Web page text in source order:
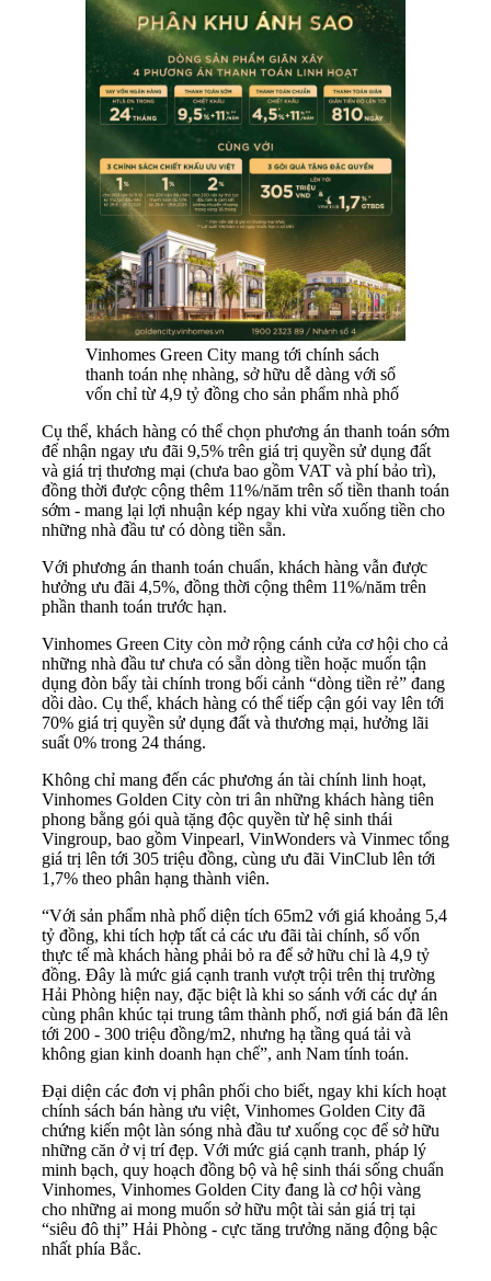
Vinhomes Green City mang tới chính sách
thanh toán nhẹ nhàng, sở hữu dễ dàng với số
vốn chỉ từ 4,9 tỷ đồng cho sản phẩm nhà phố
Cụ thể, khách hàng có thể chọn phương án thanh toán sớm
để nhận ngay ưu đãi 9,5% trên giá trị quyền sử dụng đất
và giá trị thương mại (chưa bao gồm VAT và phí bảo trì),
đồng thời được cộng thêm 11%/năm trên số tiền thanh toán
sớm - mang lại lợi nhuận kép ngay khi vừa xuống tiền cho
những nhà đầu tư có dòng tiền sẵn.
Với phương án thanh toán chuẩn, khách hàng vẫn được
hưởng ưu đãi 4,5%, đồng thời cộng thêm 11%/năm trên
phần thanh toán trước hạn.
Vinhomes Green City còn mở rộng cánh cửa cơ hội cho cả
những nhà đầu tư chưa có sẵn dòng tiền hoặc muốn tận
dụng đòn bẩy tài chính trong bối cảnh “dòng tiền rẻ” đang
dồi dào. Cụ thể, khách hàng có thể tiếp cận gói vay lên tới
70% giá trị quyền sử dụng đất và thương mại, hưởng lãi
suất 0% trong 24 tháng.
Không chỉ mang đến các phương án tài chính linh hoạt,
Vinhomes Golden City còn tri ân những khách hàng tiên
phong bằng gói quà tặng độc quyền từ hệ sinh thái
Vingroup, bao gồm Vinpearl, VinWonders và Vinmec tổng
giá trị lên tới 305 triệu đồng, cùng ưu đãi VinClub lên tới
1,7% theo phân hạng thành viên.
“Với sản phẩm nhà phố diện tích 65m2 với giá khoảng 5,4
tỷ đồng, khi tích hợp tất cả các ưu đãi tài chính, số vốn
thực tế mà khách hàng phải bỏ ra để sở hữu chỉ là 4,9 tỷ
đồng. Đây là mức giá cạnh tranh vượt trội trên thị trường
Hải Phòng hiện nay, đặc biệt là khi so sánh với các dự án
cùng phân khúc tại trung tâm thành phố, nơi giá bán đã lên
tới 200 - 300 triệu đồng/m2, nhưng hạ tầng quá tải và
không gian kinh doanh hạn chế”, anh Nam tính toán.
Đại diện các đơn vị phân phối cho biết, ngay khi kích hoạt
chính sách bán hàng ưu việt, Vinhomes Golden City đã
chứng kiến một làn sóng nhà đầu tư xuống cọc để sở hữu
những căn ở vị trí đẹp. Với mức giá cạnh tranh, pháp lý
minh bạch, quy hoạch đồng bộ và hệ sinh thái sống chuẩn
Vinhomes, Vinhomes Golden City đang là cơ hội vàng
cho những ai mong muốn sở hữu một tài sản giá trị tại
“siêu đô thị” Hải Phòng - cực tăng trưởng năng động bậc
nhất phía Bắc.